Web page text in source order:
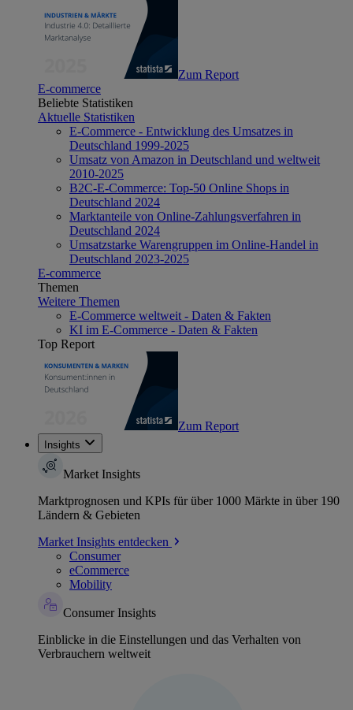
Zum Report
E-commerce
Beliebte Statistiken
Aktuelle Statistiken
E-Commerce - Entwicklung des Umsatzes in
Deutschland 1999-2025
Umsatz von Amazon in Deutschland und weltweit
2010-2025
B2C-E-Commerce: Top-50 Online Shops in
Deutschland 2024
Marktanteile von Online-Zahlungsverfahren in
Deutschland 2024
Umsatzstarke Warengruppen im Online-Handel in
Deutschland 2023-2025
E-commerce
Themen
Weitere Themen
E-Commerce weltweit - Daten & Fakten
KI im E-Commerce - Daten & Fakten
Top Report
Zum Report
Insights
Market Insights
Marktprognosen und KPIs für über 1000 Märkte in über 190
Ländern & Gebieten
Market Insights entdecken
Consumer
eCommerce
Mobility
Consumer Insights
Einblicke in die Einstellungen und das Verhalten von
Verbrauchern weltweit